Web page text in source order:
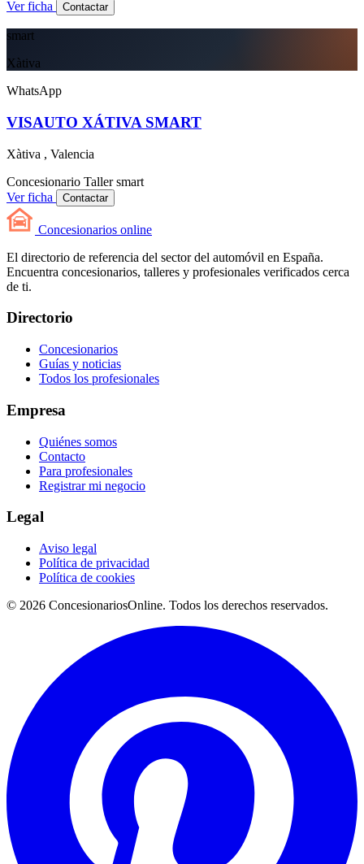
Ver ficha Contactar
smart
Xàtiva
WhatsApp
VISAUTO XÁTIVA SMART
Xàtiva , Valencia
Concesionario Taller smart
Ver ficha
Contactar
Concesionarios online
El directorio de referencia del sector del automóvil en España.
Encuentra concesionarios, talleres y profesionales verificados cerca
de ti.
Directorio
Concesionarios
Guías y noticias
Todos los profesionales
Empresa
Quiénes somos
Contacto
Para profesionales
Registrar mi negocio
Legal
Aviso legal
Política de privacidad
Política de cookies
© 2026 ConcesionariosOnline. Todos los derechos reservados.